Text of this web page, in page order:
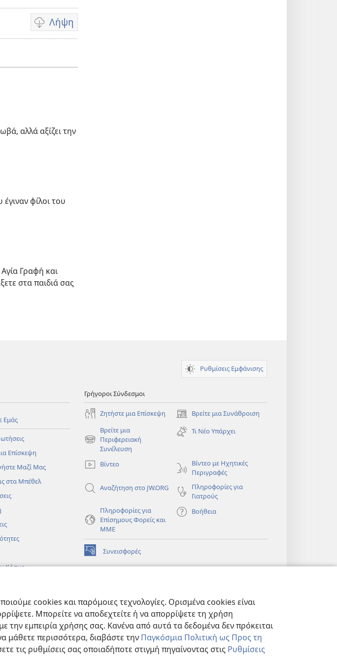
cookies και παρόμοιες τεχνολογίες. Ορισμένα cookies είναι
Μπορείτε να αποδεχτείτε ή να απορρίψετε τη χρήση
εμπειρία χρήσης σας. Κανένα από αυτά τα δεδομένα δεν πρόκειται
μάθετε περισσότερα, διαβάστε την Παγκόσμια Πολιτική ως Προς τη
τις ρυθμίσεις σας οποιαδήποτε στιγμή πηγαίνοντας στις Ρυθμίσεις
Λήψη
Επιλογές
λήψης
αλλά αξίζει την
φίλοι του
Γραφή και
στα παιδιά σας
Ρυθμίσεις Εμφάνισης
Εμάς
Επίσκεψη
Μαζί Μας
στα Μπέθελ
Κόσμο
Γρήγοροι Σύνδεσμοι
Ζητήστε μια Επίσκεψη Βρείτε μια Συνάθροιση
(ανοίγει
νέο
παράθυρο)
Βρείτε μια
Περιφερειακή
Συνέλευση
(ανοίγει
παράθυρο)
Τι Νέο Υπάρχει
Βίντεο
Βίντεο με Ηχητικές
Περιγραφές
Αναζήτηση στο JW.ORG
Πληροφορίες για
Γιατρούς
Πληροφορίες για
Επίσημους Φορείς και
ΜΜΕ
Βοήθεια
Συνεισφορές
(ανοίγει
νέο
νέο
παράθυρο)
παράθυρο)
JW Library ®
Βιβλιοθήκη της
Σκοπιάς